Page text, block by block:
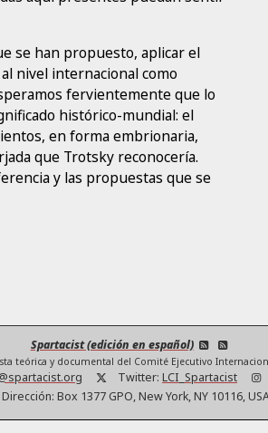
se han propuesto, aplicar el
nivel internacional como
fervientemente que lo
histórico-mundial: el
en forma embrionaria,
que Trotsky reconocería.
y las propuestas que se
Spartacist (edición en español)
teórica y documental del Comité Ejecutivo
Twitter: LCI_Spartacist
Dirección: Box 1377 GPO, New York, NY 10116,